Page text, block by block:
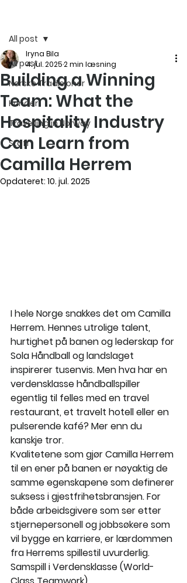
All post
Norske Tradisjoner
Kunder
Travelling in Norway
Staff
All post
Building a Winning
Team: What the
Hospitality Industry
Can Learn from
Camilla Herrem
Iryna Bila
4. jul. 20252 min læsning
Opdateret: 10. jul. 2025
I hele Norge snakkes det om Camilla
Herrem. Hennes utrolige talent,
hurtighet på banen og lederskap for
Sola Håndball og landslaget
inspirerer tusenvis. Men hva har en
verdensklasse håndballspiller
egentlig til felles med en travel
restaurant, et travelt hotell eller en
pulserende kafé? Mer enn du
kanskje tror.
Kvalitetene som gjør Camilla Herrem
til en ener på banen er nøyaktig de
samme egenskapene som definerer
suksess i gjestfrihetsbransjen. For
både arbeidsgivere som ser etter
stjernepersonell og jobbsøkere som
vil bygge en karriere, er lærdommen
fra Herrems spillestil uvurderlig.
Samspill i Verdensklasse (World-